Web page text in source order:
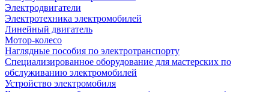
Электродвигатели
Электротехника электромобилей
Линейный двигатель
Мотор-колесо
Наглядные пособия по электротранспорту
Специализированное оборудование для мастерских по
обслуживанию электромобилей
Устройство электромобиля